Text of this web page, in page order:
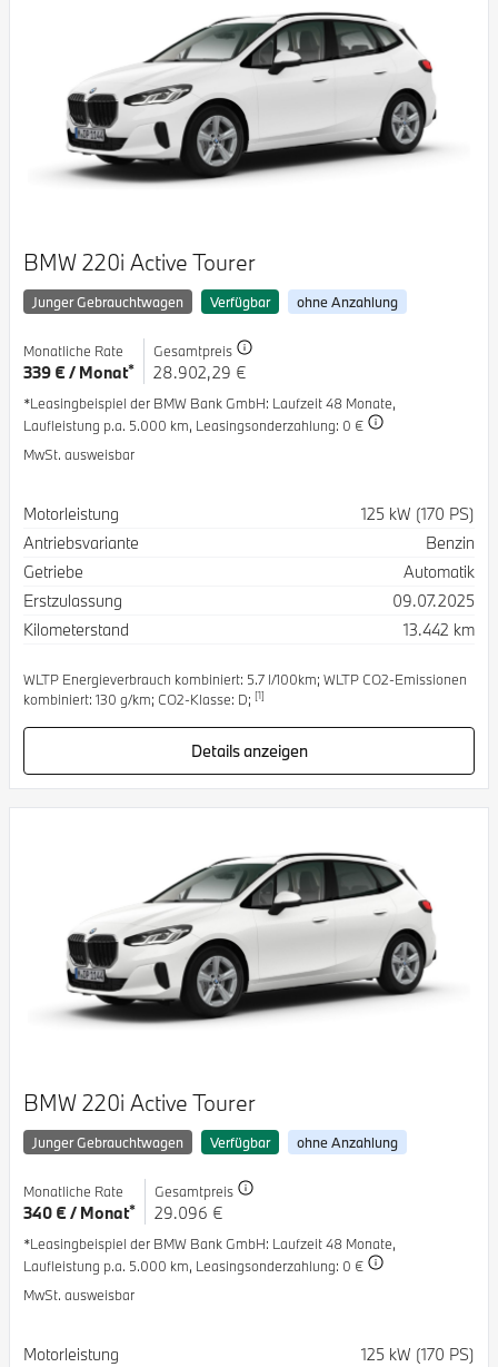
BMW 220i Active Tourer
Junger Gebrauchtwagen Verfügbar ohne Anzahlung
Monatliche Rate
339 € / Monat*
Gesamtpreis
28.902,29 €
*Leasingbeispiel der BMW Bank GmbH: Laufzeit 48 Monate,
Laufleistung p.a. 5.000 km, Leasingsonderzahlung: 0 €
MwSt. ausweisbar
Spezifikation
Motorleistung
125 kW (170 PS)
Antriebsvariante
Benzin
Getriebe
Automatik
Erstzulassung
09.07.2025
Kilometerstand
13.442 km
WLTP Energieverbrauch kombiniert: 5.7 l/100km; WLTP CO2-Emissionen
kombiniert: 130 g/km; CO2-Klasse: D; [1]
Details anzeigen
BMW 220i Active Tourer
Junger Gebrauchtwagen Verfügbar ohne Anzahlung
Monatliche Rate
340 € / Monat*
Gesamtpreis
29.096 €
*Leasingbeispiel der BMW Bank GmbH: Laufzeit 48 Monate,
Laufleistung p.a. 5.000 km, Leasingsonderzahlung: 0 €
MwSt. ausweisbar
Spezifikation
Motorleistung
125 kW (170 PS)